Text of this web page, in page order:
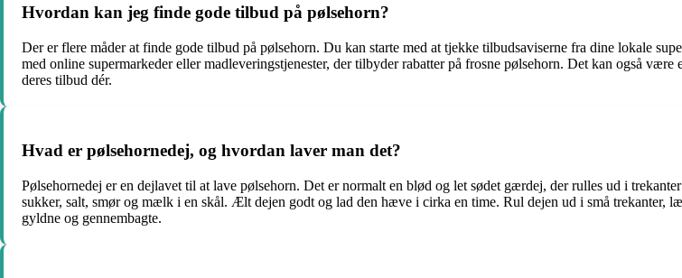
Hvordan kan jeg finde gode tilbud på pølsehorn?
Der er flere måder at finde gode tilbud på pølsehorn. Du kan starte med at tjekke tilbudsaviserne fra dine lokale
med online supermarkeder eller madleveringstjenester, der tilbyder rabatter på frosne pølsehorn. Det kan også
deres tilbud dér.
Hvad er pølsehornedej, og hvordan laver man det?
Pølsehornedej er en dejlavet til at lave pølsehorn. Det er normalt en blød og let sødet gærdej, der rulles ud i
sukker, salt, smør og mælk i en skål. Ælt dejen godt og lad den hæve i cirka en time. Rul dejen ud i små trekanter,
gyldne og gennembagte.